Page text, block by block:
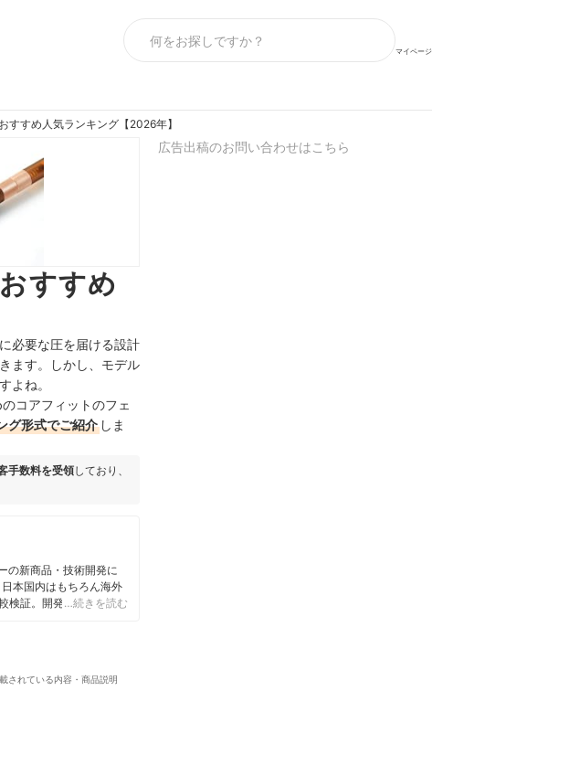
マイページ
すすめ人気ランキング【2026年】
すすめ
必要な圧を届ける設計
ます。しかし、モデル
よね。
コアフィットのフェ
グ形式でご紹介 しま
手数料を受領しており、
の新商品・技術開発に
本国内はもちろん海外
検証。開発現場で培っ
…続きを読む
されている内容・商品説明
広告出稿のお問い合わせはこちら